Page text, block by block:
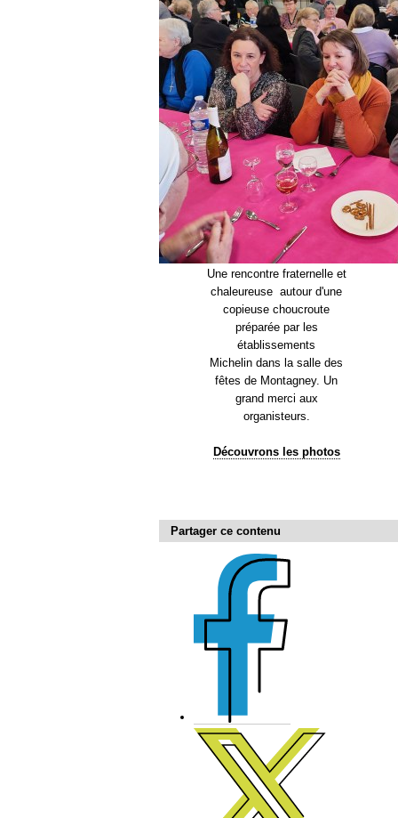
Une rencontre fraternelle et
chaleureuse autour d'une
copieuse choucroute
préparée par les
établissements
Michelin dans la salle des
fêtes de Montagney. Un
grand merci aux
organisteurs.
Découvrons les photos
Partager ce contenu